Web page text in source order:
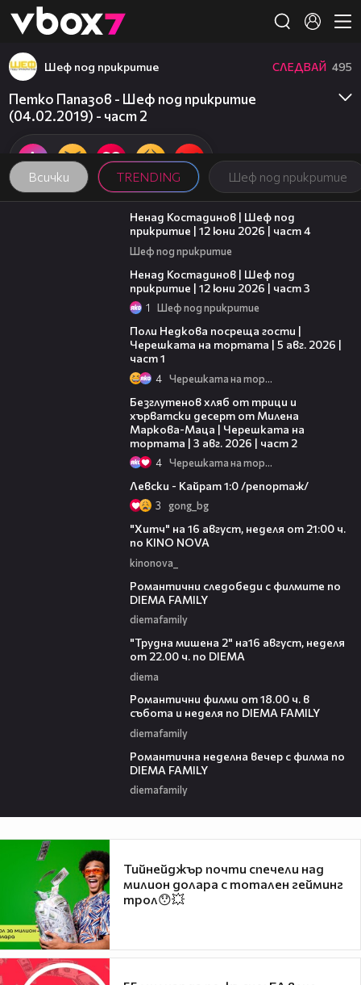
👾
Всички TRENDING Шеф под прикритие
Шеф под прикритие СЛЕДВАЙ 495
Петко Папазов - Шеф под прикритие
(04.02.2019) - част 2
16:45
Ненад Костадинов | Шеф под
прикритие | 12 юни 2026 | част 4
Шеф под прикритие
Ненад Костадинов | Шеф под
прикритие | 12 юни 2026 | част 3
1 Шеф под прикритие
Поли Недкова посреща гости |
Черешката на тортата | 5 авг. 2026 |
част 1
4 Черешката на тортата
Безглутенов хляб от трици и
хърватски десерт от Милена
Маркова-Маца | Черешката на
тортата | 3 авг. 2026 | част 2
4 Черешката на тортата
Левски - Кайрат 1:0 /репортаж/
3 gong_bg
"Хитч" на 16 август, неделя от 21:00 ч.
по KINO NOVA
kinonova_
Романтични следобеди с филмите по
DIEMA FAMILY
diemafamily
"Трудна мишена 2" на16 август, неделя
от 22.00 ч. по DIEMA
diema
Романтични филми от 18.00 ч. в
събота и неделя по DIEMA FAMILY
diemafamily
Романтичнa неделна вечер с филма по
DIEMA FAMILY
diemafamily
Тийнейджър почти спечели над
милион долара с тотален гейминг
трол😯💥